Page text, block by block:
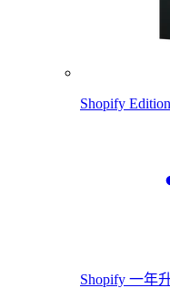
Shopify
Shopify 一年